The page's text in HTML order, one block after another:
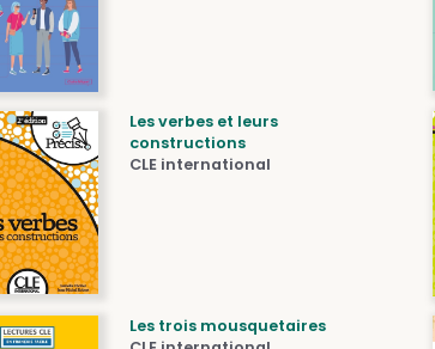
Les verbes et leurs
constructions
CLE international
Les trois mousquetaires